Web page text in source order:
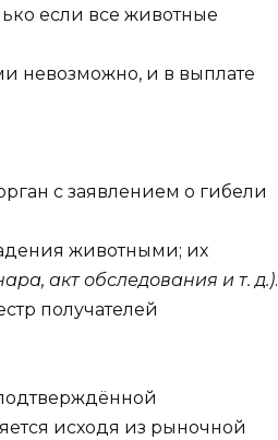
если все животные
невозможно, и в выплате
с заявлением о гибели
животными; их
акт обследования и т. д.).
получателей
исходя из рыночной